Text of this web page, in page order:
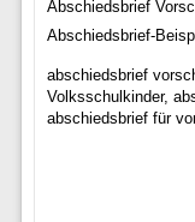
Abschiedsbrief
Abschiedsbrief-
abschiedsbrief
Volksschulkinder,
abschiedsbrief für